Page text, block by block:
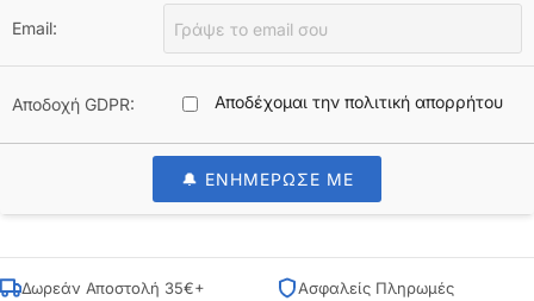
Email:
Αποδοχή GDPR: Αποδέχομαι την πολιτική απορρήτου
🔔 ΕΝΗΜΕΡΩΣΕ ΜΕ
Δωρεάν Αποστολή 35€+
Ασφαλείς Πληρωμές